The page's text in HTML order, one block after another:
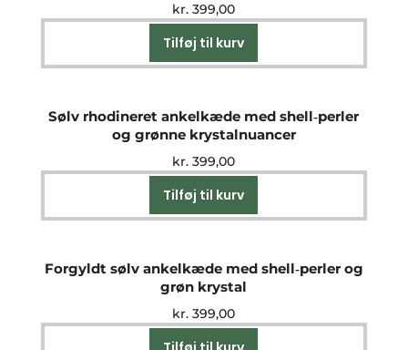
kr. 399,00
Tilføj til kurv
Sølv rhodineret ankelkæde med shell‑perler
og grønne krystalnuancer
kr. 399,00
Tilføj til kurv
Forgyldt sølv ankelkæde med shell‑perler og
grøn krystal
kr. 399,00